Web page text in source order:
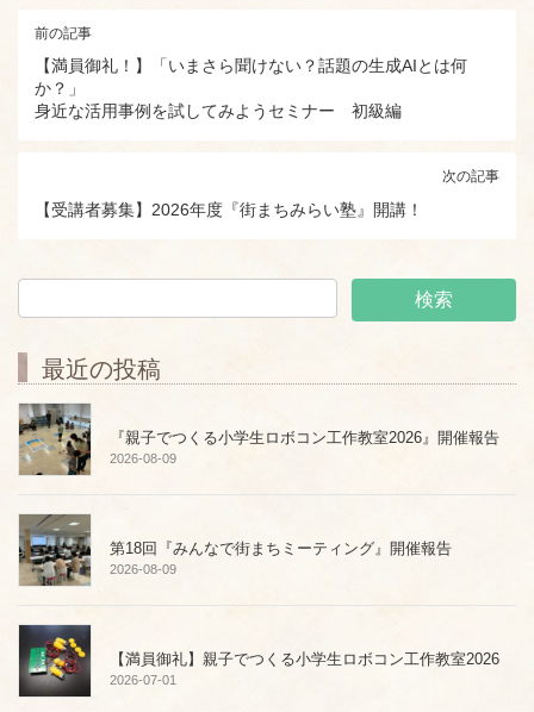
前の記事
【満員御礼！】「いまさら聞けない？話題の生成AIとは何
か？」
身近な活用事例を試してみようセミナー 初級編
次の記事
【受講者募集】2026年度『街まちみらい塾』開講！
最近の投稿
『親子でつくる小学生ロボコン工作教室2026』開催報告
2026-08-09
第18回『みんなで街まちミーティング』開催報告
2026-08-09
【満員御礼】親子でつくる小学生ロボコン工作教室2026
2026-07-01